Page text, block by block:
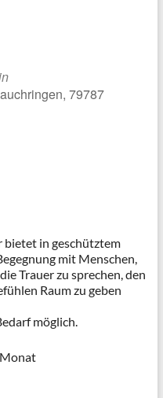
79787
bietet in geschütztem
mit Menschen,
Trauer zu sprechen, den
Raum zu geben
möglich.